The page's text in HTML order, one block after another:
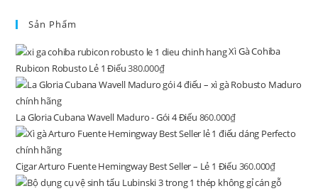
Sản Phẩm
Xì Gà Cohiba
Rubicon Robusto Lẻ 1 Điếu380.000₫
La Gloria Cubana Wavell Maduro - Gói 4 Điếu 860.000₫
Cigar Arturo Fuente Hemingway Best Seller – Lẻ 1 Điếu 360.000₫